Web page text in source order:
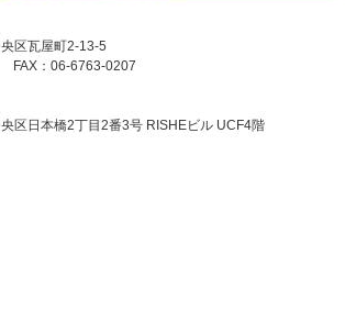
区瓦屋町2-13-5
：06-6763-0207
区日本橋2丁目2番3号 RISHEビル UCF4階